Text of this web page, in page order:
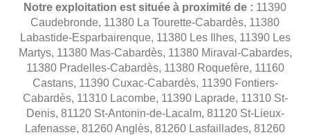
Notre exploitation est située à proximité de : 11390
Caudebronde, 11380 La Tourette-Cabardès, 11380
Labastide-Esparbairenque, 11380 Les Ilhes, 11390 Les
Martys, 11380 Mas-Cabardès, 11380 Miraval-Cabardes,
11380 Pradelles-Cabardès, 11380 Roquefère, 11160
Castans, 11390 Cuxac-Cabardès, 11390 Fontiers-
Cabardès, 11310 Lacombe, 11390 Laprade, 11310 St-
Denis, 81120 St-Antonin-de-Lacalm, 81120 St-Lieux-
Lafenasse, 81260 Anglès, 81260 Lasfaillades, 81260